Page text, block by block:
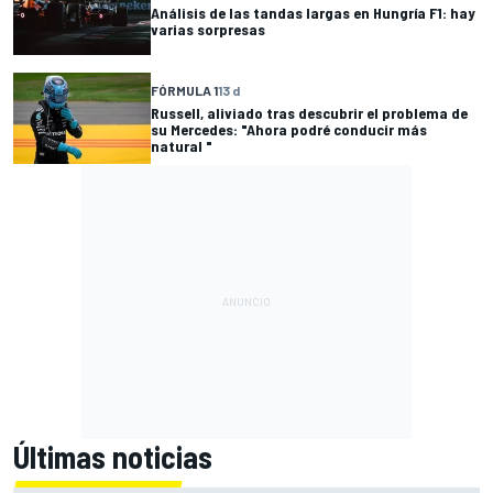
Análisis de las tandas largas en Hungría F1: hay
varias sorpresas
FÓRMULA 113 d
Russell, aliviado tras descubrir el problema de
su Mercedes: "Ahora podré conducir más
natural "
Últimas noticias